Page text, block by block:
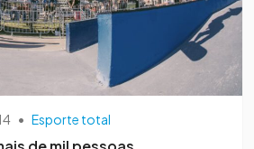
• Esporte total